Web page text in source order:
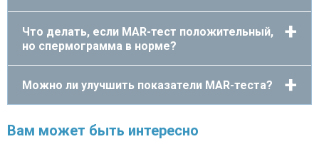
Что делать, если MAR-тест положительный,
но спермограмма в норме?
Можно ли улучшить показатели MAR-теста?
Вам может быть интересно